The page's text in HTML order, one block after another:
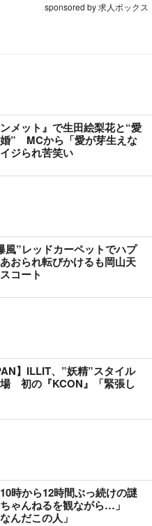
sponsored by 求人ボックス
メット』で生田絵梨花と“愛
” MCから「愛が芽生えな
ジられ苦笑い
風”レッドカーペットでハプ
おられ転びかけるも岡山天
コート
】ILLIT、”妖精”スタイル
初の『KCON』「緊張し
時から12時間ぶっ続けの謎
ゃんねるを観ながら…」
んだこの人」